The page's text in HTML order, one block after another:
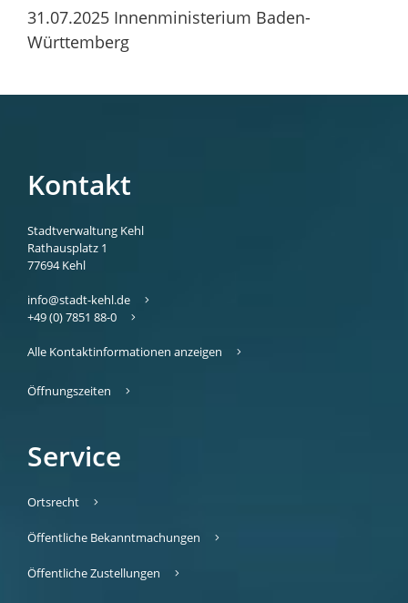
31.07.2025 Innenministerium Baden-
Württemberg
Kontakt
Stadtverwaltung Kehl
Rathausplatz 1
77694 Kehl
info@stadt-kehl.de
+49 (0) 7851 88-0
Alle Kontaktinformationen anzeigen
Öffnungszeiten
Service
Ortsrecht
Öffentliche Bekanntmachungen
Öffentliche Zustellungen